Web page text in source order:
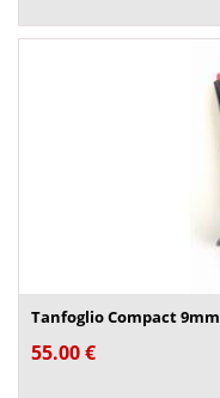
Tanfoglio Compact
55.00€